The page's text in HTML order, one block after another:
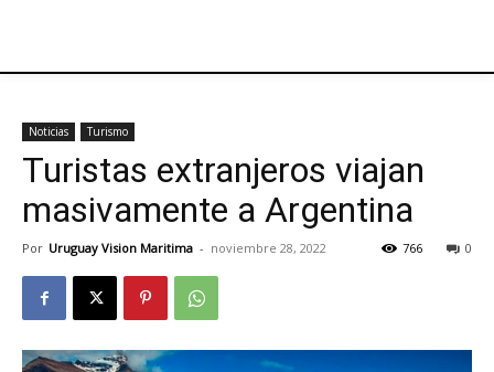
Noticias Turismo
Turistas extranjeros viajan
masivamente a Argentina
Por Uruguay Vision Maritima - noviembre 28, 2022 0
766